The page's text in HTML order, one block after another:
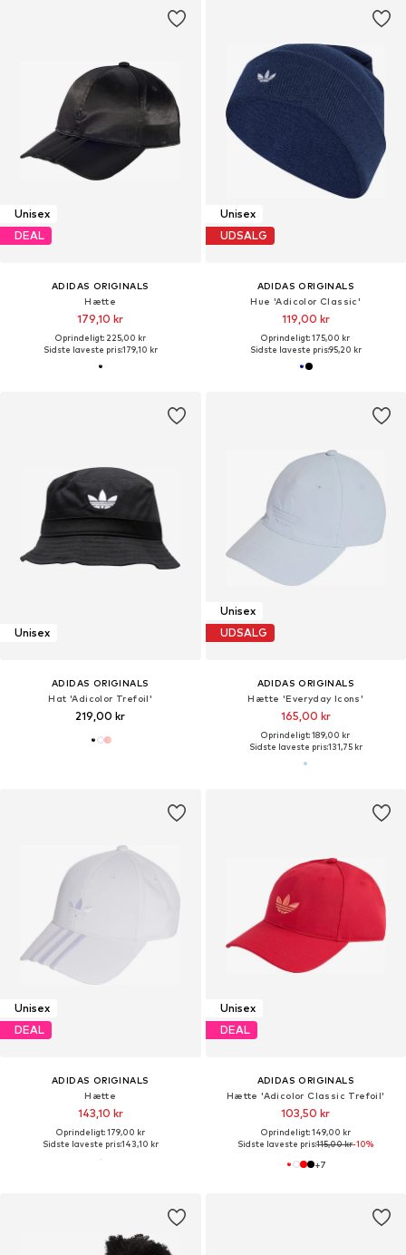
Unisex
DEAL
ADIDAS ORIGINALS
Hætte
179,10 kr
Oprindeligt: 225,00 kr
Sidste laveste pris:179,10 kr
Unisex
UDSALG
ADIDAS ORIGINALS
Hue 'Adicolor Classic'
119,00 kr
Oprindeligt: 175,00 kr
Sidste laveste pris:95,20 kr
Unisex
ADIDAS ORIGINALS
Hat 'Adicolor Trefoil'
219,00 kr
Unisex
UDSALG
ADIDAS ORIGINALS
Hætte 'Everyday Icons'
165,00 kr
Oprindeligt: 189,00 kr
Sidste laveste pris:131,75 kr
Unisex
DEAL
ADIDAS ORIGINALS
Hætte
143,10 kr
Oprindeligt: 179,00 kr
Sidste laveste pris:143,10 kr
Unisex
DEAL
ADIDAS ORIGINALS
Hætte 'Adicolor Classic Trefoil'
103,50 kr
Oprindeligt: 149,00 kr
Sidste laveste pris:115,00 kr-10%
+7